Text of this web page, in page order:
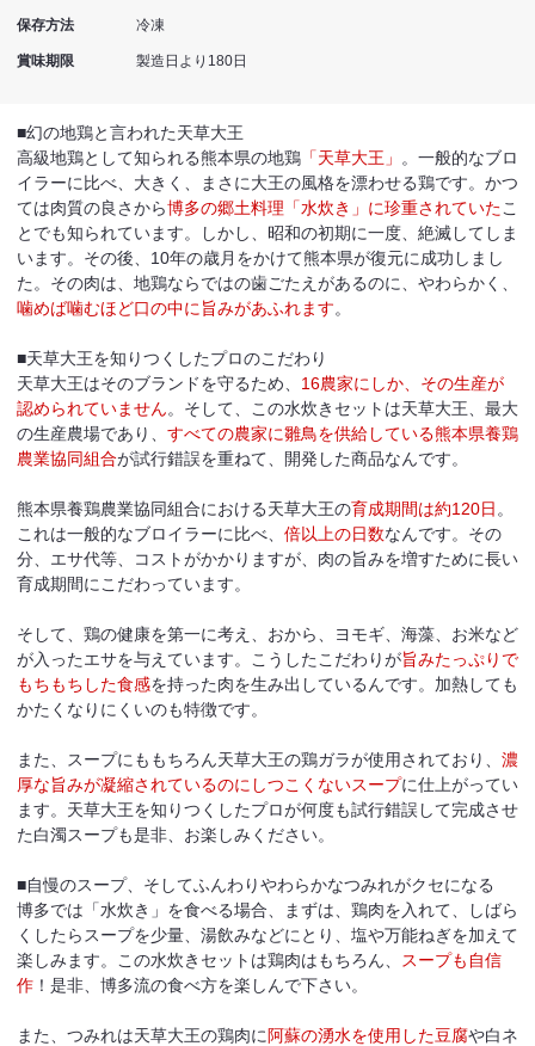
保存方法 冷凍
賞味期限 製造日より180日
■幻の地鶏と言われた天草大王
高級地鶏として知られる熊本県の地鶏 「天草大王」 。一般的なブロ
イラーに比べ、大きく、まさに大王の風格を漂わせる鶏です。かつ
ては肉質の良さから博多の郷土料理「水炊き」に珍重されていたこ
とでも知られています。しかし、昭和の初期に一度、絶滅してしま
います。その後、10年の歳月をかけて熊本県が復元に成功しまし
た。その肉は、地鶏ならではの歯ごたえがあるのに、やわらかく、
噛めば噛むほど口の中に旨みがあふれます。
■天草大王を知りつくしたプロのこだわり
天草大王はそのブランドを守るため、 16農家にしか、その生産が
認められていません。そして、この水炊きセットは天草大王、最大
の生産農場であり、 すべての農家に雛鳥を供給している熊本県養鶏
農業協同組合が試行錯誤を重ねて、開発した商品なんです。
熊本県養鶏農業協同組合における天草大王の育成期間は約120日。
これは一般的なブロイラーに比べ、 倍以上の日数なんです。その
分、エサ代等、コストがかかりますが、肉の旨みを増すために長い
育成期間にこだわっています。
そして、鶏の健康を第一に考え、おから、ヨモギ、海藻、お米など
が入ったエサを与えています。こうしたこだわりが旨みたっぷりで
もちもちした食感を持った肉を生み出しているんです。加熱しても
かたくなりにくいのも特徴です。
また、スープにももちろん天草大王の鶏ガラが使用されており、 濃
厚な旨みが凝縮されているのにしつこくないスープに仕上がってい
ます。天草大王を知りつくしたプロが何度も試行錯誤して完成させ
た白濁スープも是非、お楽しみください。
■自慢のスープ、そしてふんわりやわらかなつみれがクセになる
博多では「水炊き」を食べる場合、まずは、鶏肉を入れて、しばら
くしたらスープを少量、湯飲みなどにとり、塩や万能ねぎを加えて
楽しみます。この水炊きセットは鶏肉はもちろん、 スープも自信
作 ！是非、博多流の食べ方を楽しんで下さい。
また、つみれは天草大王の鶏肉に阿蘇の湧水を使用した豆腐や白ネ